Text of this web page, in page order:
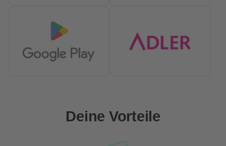
Deine Vorteile